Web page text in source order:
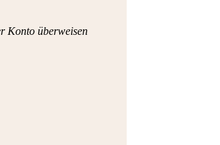
Konto überweisen